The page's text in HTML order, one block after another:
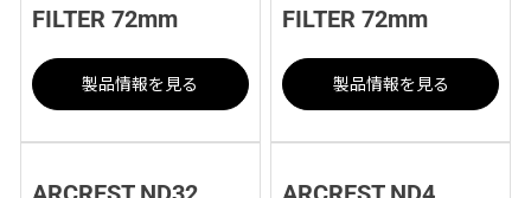
FILTER 72mm
製品情報を見る
FILTER 72mm
製品情報を見る